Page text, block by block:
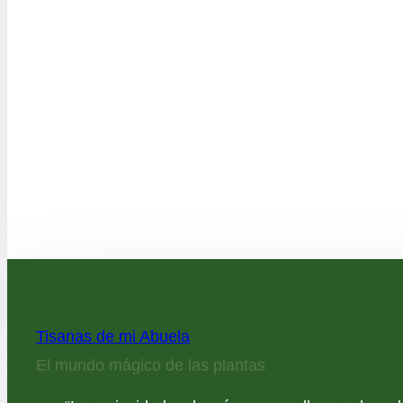
Tisanas de mi Abuela
El mundo mágico de las plantas